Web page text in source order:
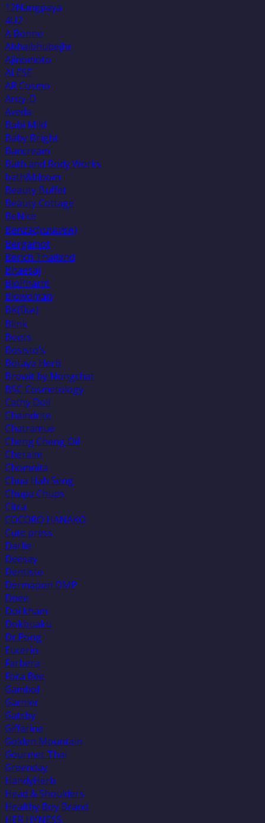
12Nangpaya
4U2
A Bonne
Abhaibhubejhr
Ajinomoto
ALESE
AR Cosmo
Aroy-D
Aveda
Babi Mild
Baby Bright
Bancream
Bath and Body Works
bath&bloom
Beauty Buffet
Beauty Cottage
BeNice
Benzac(เบนเเซค)
Bergamot
Berich Thailand
Bhaesaj
BioPharm
Biowoman
BK(บีเค)
Blink
Boots
Bosisto’s
Botaya Herb
Browit by Nongchat
BSC Cosmetology
Cathy Doll
Chaindrite
Chatramue
Cheng Cheng Oil
Cheraim
Chomnita
Chua Hah Seng
Chupa Chups
Citra
COCORO HANAKO
Cute press
Darlie
Deesay
Dentiste
Dermapon DMP
Dnee
Doi kham
Dokbuaku
Dr.Pong
Eucerin
Farbera
Fora Bee
Gambol
Garnier
Gatsby
Giffarine
Golden Mountain
Gourmet Thai
Greenday
HandyHerb
Head & Shoulders
Healthy Boy Brand
HER HYNESS